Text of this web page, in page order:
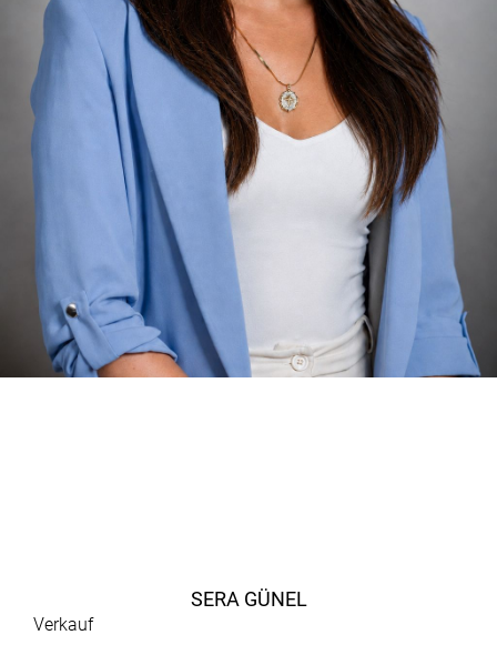
SERA GÜNEL
Verkauf